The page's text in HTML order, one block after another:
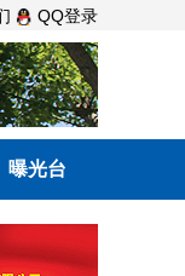
QQ登录
曝光台